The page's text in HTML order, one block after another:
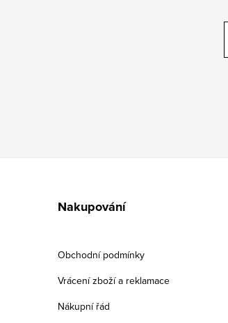
Nakupování
Obchodní podmínky
Vrácení zboží a reklamace
Nákupní řád